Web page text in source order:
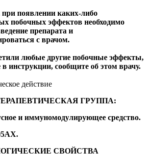
при появлении каких-либо
побочных эффектов необходимо
препарата и
с врачом.
любые другие побочные эффекты,
в инструкции, сообщите об этом врачу.
действие
ГРУППА:
и иммуномодулирующее средство.
СВОЙСТВА